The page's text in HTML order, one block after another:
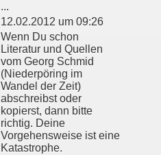
...
12.02.2012 um 09:26
Wenn Du schon
Literatur und Quellen
vom Georg Schmid
(Niederpöring im
Wandel der Zeit)
abschreibst oder
kopierst, dann bitte
richtig. Deine
Vorgehensweise ist eine
Katastrophe.